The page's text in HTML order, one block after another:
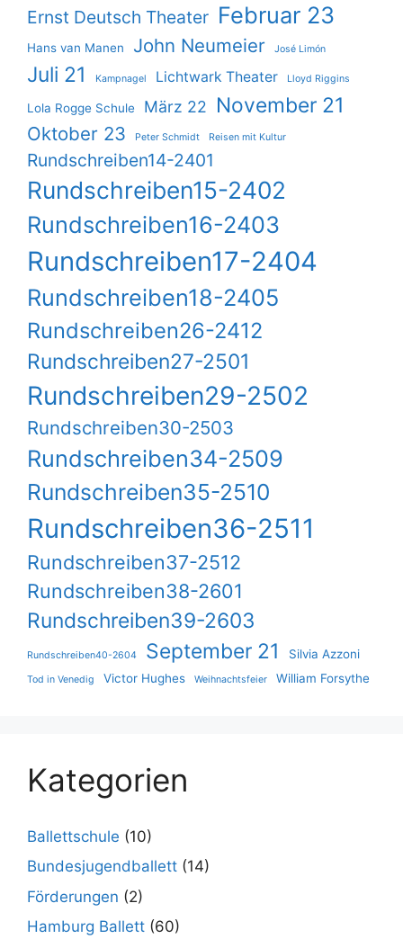
Ernst Deutsch Theater Februar 23
Hans van Manen John Neumeier José Limón
Juli 21 Kampnagel Lichtwark Theater Lloyd Riggins
Lola Rogge Schule März 22 November 21
Oktober 23 Peter Schmidt Reisen mit Kultur
Rundschreiben14-2401
Rundschreiben15-2402
Rundschreiben16-2403
Rundschreiben17-2404
Rundschreiben18-2405
Rundschreiben26-2412
Rundschreiben27-2501
Rundschreiben29-2502
Rundschreiben30-2503
Rundschreiben34-2509
Rundschreiben35-2510
Rundschreiben36-2511
Rundschreiben37-2512
Rundschreiben38-2601
Rundschreiben39-2603
Rundschreiben40-2604 September 21 Silvia Azzoni
Tod in Venedig Victor Hughes Weihnachtsfeier William Forsythe
Kategorien
Ballettschule (10)
Bundesjugendballett (14)
Förderungen (2)
Hamburg Ballett (60)